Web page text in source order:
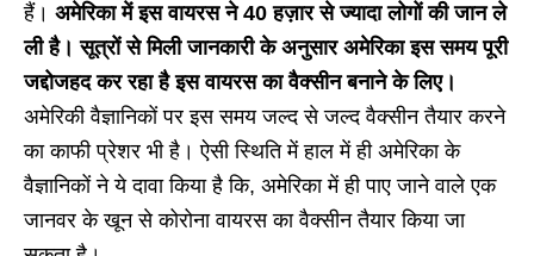
हैं। अमेरिका में इस वायरस ने 40 हज़ार से ज्यादा लोगों की जान ले
ली है। सूत्रों से मिली जानकारी के अनुसार अमेरिका इस समय पूरी
जद्दोजहद कर रहा है इस वायरस का वैक्सीन बनाने के लिए।
अमेरिकी वैज्ञानिकों पर इस समय जल्द से जल्द वैक्सीन तैयार करने
का काफी प्रेशर भी है। ऐसी स्थिति में हाल में ही अमेरिका के
वैज्ञानिकों ने ये दावा किया है कि, अमेरिका में ही पाए जाने वाले एक
जानवर के खून से कोरोना वायरस का वैक्सीन तैयार किया जा